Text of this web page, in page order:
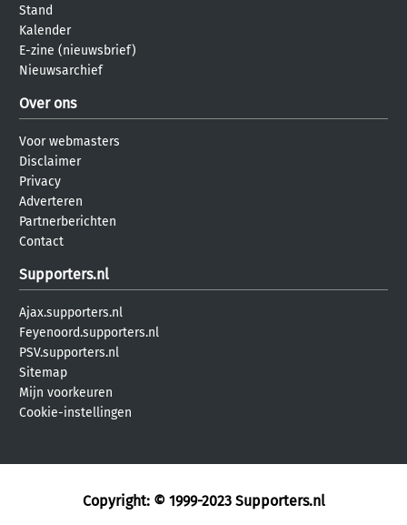
Stand
Kalender
E-zine (nieuwsbrief)
Nieuwsarchief
Over ons
Voor webmasters
Disclaimer
Privacy
Adverteren
Partnerberichten
Contact
Supporters.nl
Ajax.supporters.nl
Feyenoord.supporters.nl
PSV.supporters.nl
Sitemap
Mijn voorkeuren
Cookie-instellingen
Copyright: © 1999-2023 Supporters.nl